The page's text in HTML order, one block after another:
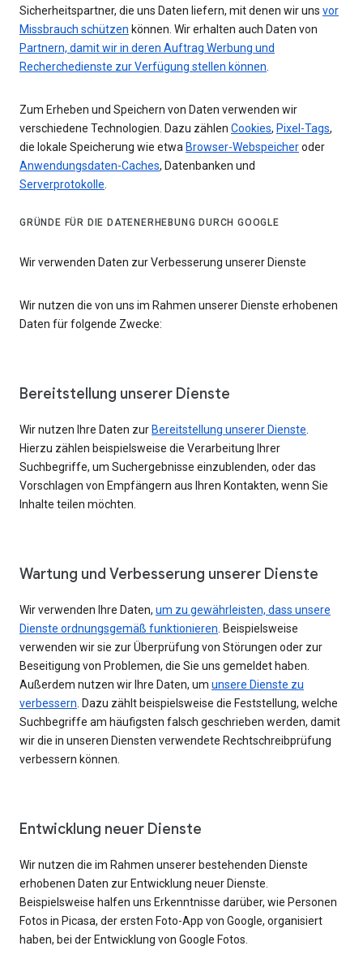
Sicherheitspartner, die uns Daten liefern, mit denen wir uns vor
Missbrauch schützen können. Wir erhalten auch Daten von
Partnern, damit wir in deren Auftrag Werbung und
Recherchedienste zur Verfügung stellen können.
Zum Erheben und Speichern von Daten verwenden wir
verschiedene Technologien. Dazu zählen Cookies, Pixel-Tags,
die lokale Speicherung wie etwa Browser-Webspeicheroder
Anwendungsdaten-Caches, Datenbanken und
Serverprotokolle.
GRÜNDE FÜR DIE DATENERHEBUNG DURCH GOOGLE
Wir verwenden Daten zur Verbesserung unserer Dienste
Wir nutzen die von uns im Rahmen unserer Dienste erhobenen
Daten für folgende Zwecke:
Bereitstellung unserer Dienste
Wir nutzen Ihre Daten zur Bereitstellung unserer Dienste
Hierzu zählen beispielsweise die Verarbeitung Ihrer
Suchbegriffe, um Suchergebnisse einzublenden, oder das
Vorschlagen von Empfängern aus Ihren Kontakten, wenn Sie
Inhalte teilen möchten.
Wartung und Verbesserung unserer Dienste
Wir verwenden Ihre Daten, um zu gewährleisten, dass unsere
Dienste ordnungsgemäß funktionieren . Beispielsweise
verwenden wir sie zur Überprüfung von Störungen oder zur
Beseitigung von Problemen, die Sie uns gemeldet haben.
Außerdem nutzen wir Ihre Daten, um unsere Dienste zu
verbessern . Dazu zählt beispielsweise die Feststellung, welche
Suchbegriffe am häufigsten falsch geschrieben werden, damit
wir die in unseren Diensten verwendete Rechtschreibprüfung
verbessern können.
Entwicklung neuer Dienste
Wir nutzen die im Rahmen unserer bestehenden Dienste
erhobenen Daten zur Entwicklung neuer Dienste.
Beispielsweise halfen uns Erkenntnisse darüber, wie Personen
Fotos in Picasa, der ersten Foto-App von Google, organisiert
haben, bei der Entwicklung von Google Fotos.